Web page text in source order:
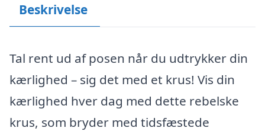
Beskrivelse
Tal rent ud af posen når du udtrykker din
kærlighed – sig det med et krus! Vis din
kærlighed hver dag med dette rebelske
krus, som bryder med tidsfæstede